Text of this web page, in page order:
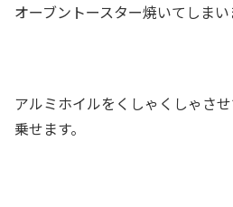
オーブントースター焼いてしまい
アルミホイルをくしゃくしゃさ
乗せます。